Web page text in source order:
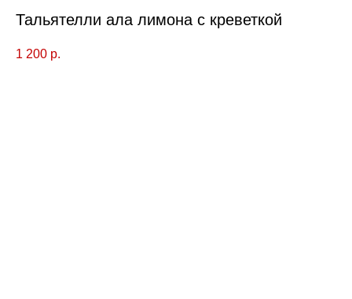
Тальятелли ала лимона с креветкой
1 200 р.